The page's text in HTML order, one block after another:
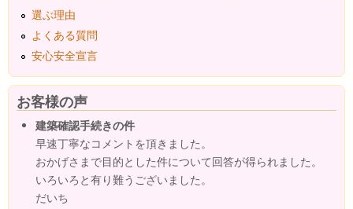
選ぶ理由
よくある質問
安心安全宣言
お客様の声
建築確認手続きの件
早速丁寧なコメントを頂きました。
おかげさまで目的とした件について回答が得られました。
いろいろと有り難うございました。
だいち